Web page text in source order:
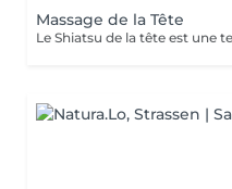
Massage de la Tête